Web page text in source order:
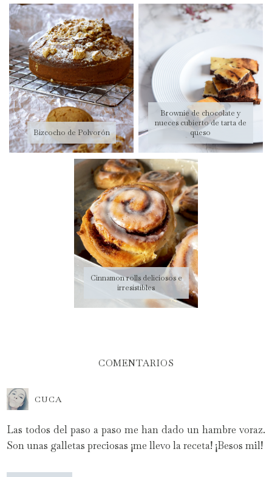
Bizcocho de Polvorón
Brownie de chocolate y
nueces cubierto de tarta de
queso
Cinnamon rolls deliciosos e
irresistibles
COMENTARIOS
CUCA
Las todos del paso a paso me han dado un hambre voraz.
Son unas galletas preciosas ¡me llevo la receta! ¡Besos mil!